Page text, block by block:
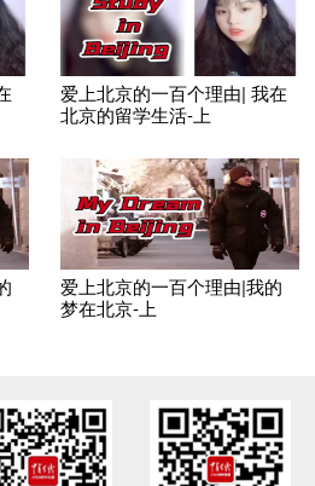
爱上北京的一百个理由| 我在
北京的留学生活-上
爱上北京的一百个理由|我的
梦在北京-上